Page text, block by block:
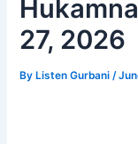
27, 2026
By Listen Gurbani/